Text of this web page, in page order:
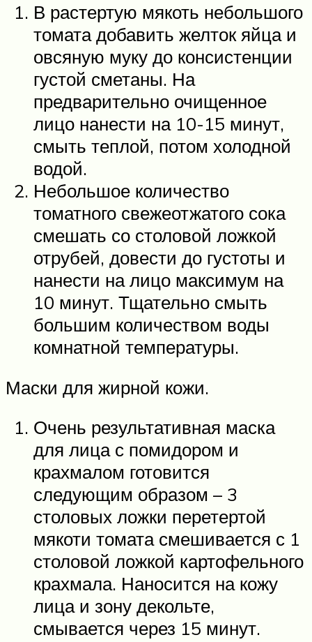
В растертую мякоть небольшого
томата добавить желток яйца и
овсяную муку до консистенции
густой сметаны. На
предварительно очищенное
лицо нанести на 10-15 минут,
смыть теплой, потом холодной
водой.
Небольшое количество
томатного свежеотжатого сока
смешать со столовой ложкой
отрубей, довести до густоты и
нанести на лицо максимум на
10 минут. Тщательно смыть
большим количеством воды
комнатной температуры.
Маски для жирной кожи.
Очень результативная маска
для лица с помидором и
крахмалом готовится
следующим образом – 3
столовых ложки перетертой
мякоти томата смешивается с 1
столовой ложкой картофельного
крахмала. Наносится на кожу
лица и зону декольте,
смывается через 15 минут.